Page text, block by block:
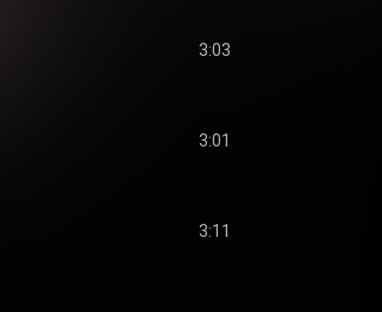
3:03
3:01
3:11